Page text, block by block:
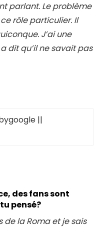
parlant. Le problème
rôle particulier. Il
J’ai une
dit qu’il ne savait pas
||
des fans sont
pensé?
de la Roma et je sais